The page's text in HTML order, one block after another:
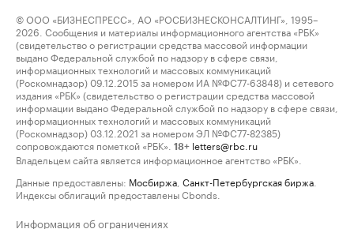
© ООО «БИЗНЕСПРЕСС», АО «РОСБИЗНЕСКОНСАЛТИНГ», 1995–
2026. Сообщения и материалы информационного агентства «РБК»
(свидетельство о регистрации средства массовой информации
выдано Федеральной службой по надзору в сфере связи,
информационных технологий и массовых коммуникаций
(Роскомнадзор) 09.12.2015 за номером ИА №ФС77-63848) и сетевого
издания «РБК» (свидетельство о регистрации средства массовой
информации выдано Федеральной службой по надзору в сфере связи,
информационных технологий и массовых коммуникаций
(Роскомнадзор) 03.12.2021 за номером ЭЛ №ФС77-82385)
сопровождаются пометкой «РБК».
18+ letters@rbc.ru
Владельцем сайта является информационное агентство «РБК».
Данные предоставлены: Мосбиржа Санкт-Петербургская биржа
Индексы облигаций предоставлены Cbonds.
Информация об ограничениях